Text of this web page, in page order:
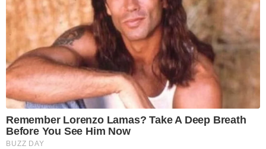
Remember Lorenzo Lamas? Take A Deep Breath
Before You See Him Now
BUZZ DAY